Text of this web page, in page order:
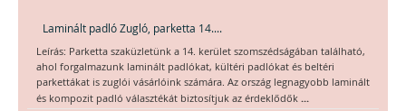
Laminált padló Zugló, parketta 14....
Leírás: Parketta szaküzletünk a 14. kerület szomszédságában található,
ahol forgalmazunk laminált padlókat, kültéri padlókat és beltéri
parkettákat is zuglói vásárlóink számára. Az ország legnagyobb laminált
és kompozit padló választékát biztosítjuk az érdeklődők ...